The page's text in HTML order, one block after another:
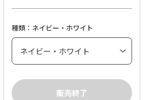
種類：ネイビー・ホワイト